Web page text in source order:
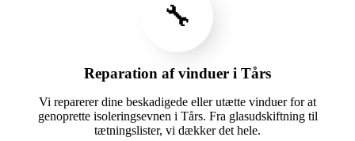
🔧
Reparation af vinduer i Tårs
Vi reparerer dine beskadigede eller utætte vinduer for at
genoprette isoleringsevnen i Tårs. Fra glasudskiftning til
tætningslister, vi dækker det hele.